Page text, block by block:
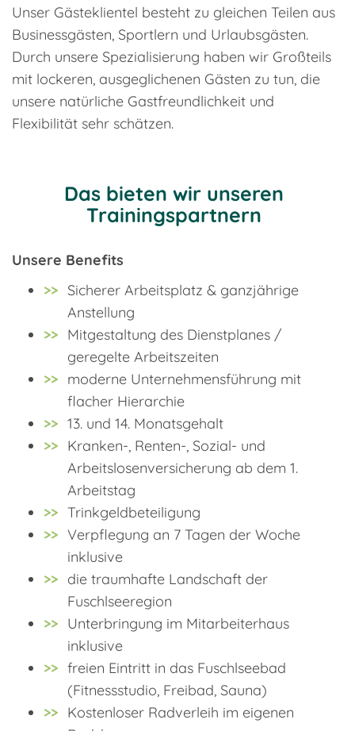
Unser Gästeklientel besteht zu gleichen Teilen aus
Businessgästen, Sportlern und Urlaubsgästen.
Durch unsere Spezialisierung haben wir Großteils
mit lockeren, ausgeglichenen Gästen zu tun, die
unsere natürliche Gastfreundlichkeit und
Flexibilität sehr schätzen.
Das bieten wir unseren
Trainingspartnern
Unsere Benefits
Sicherer Arbeitsplatz & ganzjährige
Anstellung
Mitgestaltung des Dienstplanes /
geregelte Arbeitszeiten
moderne Unternehmensführung mit
flacher Hierarchie
13. und 14. Monatsgehalt
Kranken-, Renten-, Sozial- und
Arbeitslosenversicherung ab dem 1.
Arbeitstag
Trinkgeldbeteiligung
Verpflegung an 7 Tagen der Woche
inklusive
die traumhafte Landschaft der
Fuschlseeregion
Unterbringung im Mitarbeiterhaus
inklusive
freien Eintritt in das Fuschlseebad
(Fitnessstudio, Freibad, Sauna)
Kostenloser Radverleih im eigenen